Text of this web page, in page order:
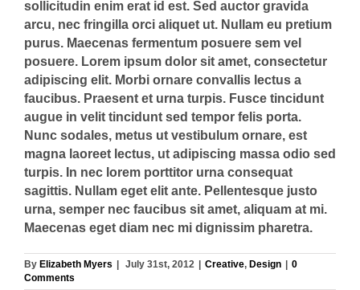
sollicitudin enim erat id est. Sed auctor gravida
arcu, nec fringilla orci aliquet ut. Nullam eu pretium
purus. Maecenas fermentum posuere sem vel
posuere. Lorem ipsum dolor sit amet, consectetur
adipiscing elit. Morbi ornare convallis lectus a
faucibus. Praesent et urna turpis. Fusce tincidunt
augue in velit tincidunt sed tempor felis porta.
Nunc sodales, metus ut vestibulum ornare, est
magna laoreet lectus, ut adipiscing massa odio sed
turpis. In nec lorem porttitor urna consequat
sagittis. Nullam eget elit ante. Pellentesque justo
urna, semper nec faucibus sit amet, aliquam at mi.
Maecenas eget diam nec mi dignissim pharetra.
By Elizabeth Myers July 31st, 2012 Creative, Design
0
Comments